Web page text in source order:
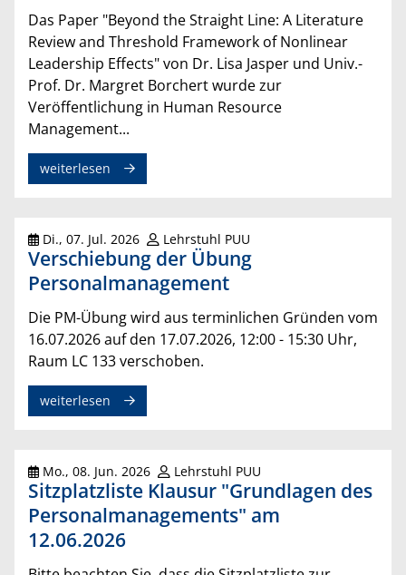
Das Paper "Beyond the Straight Line: A Literature
Review and Threshold Framework of Nonlinear
Leadership Effects" von Dr. Lisa Jasper und Univ.-
Prof. Dr. Margret Borchert wurde zur
Veröffentlichung in Human Resource
Management...
weiterlesen
Di., 07. Jul. 2026 Lehrstuhl PUU
Verschiebung der Übung
Personalmanagement
Die PM-Übung wird aus terminlichen Gründen vom
16.07.2026 auf den 17.07.2026, 12:00 - 15:30 Uhr,
Raum LC 133 verschoben.
weiterlesen
Mo., 08. Jun. 2026 Lehrstuhl PUU
Sitzplatzliste Klausur "Grundlagen des
Personalmanagements" am
12.06.2026